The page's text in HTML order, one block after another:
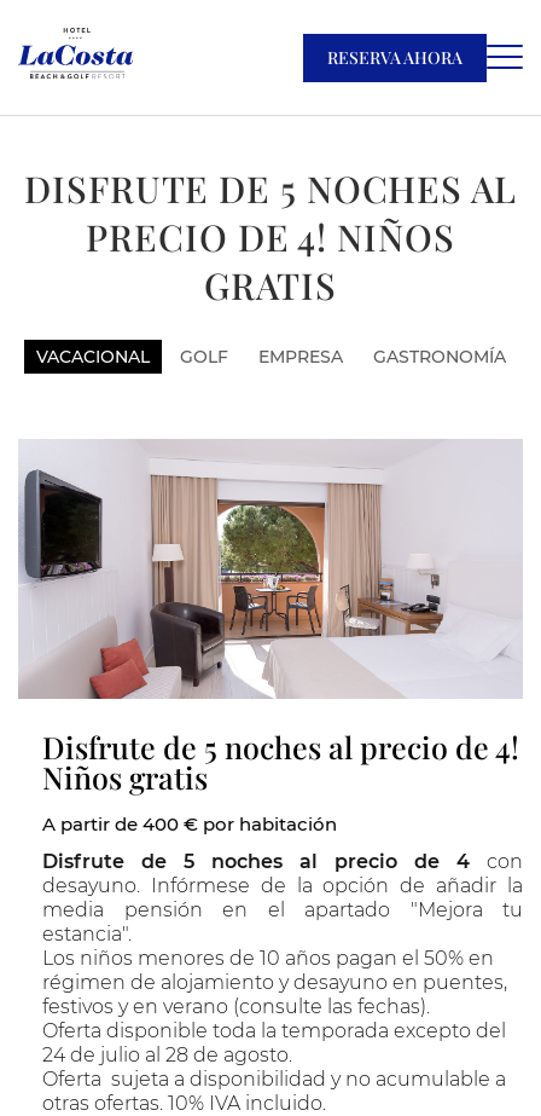
RESERVA AHORA
DISFRUTE DE 5 NOCHES AL
PRECIO DE 4! NIÑOS
GRATIS
VACACIONAL GOLF EMPRESA GASTRONOMÍA
Disfrute de 5 noches al precio de 4!
Niños gratis
A partir de 400 € por habitación
Disfrute de 5 noches al precio de 4 con
desayuno. Infórmese de la opción de añadir la
media pensión en el apartado "Mejora tu
estancia".
Los niños menores de 10 años pagan el 50% en
régimen de alojamiento y desayuno en puentes,
festivos y en verano (consulte las fechas).
Oferta disponible toda la temporada excepto del
24 de julio al 28 de agosto.
Oferta sujeta a disponibilidad y no acumulable a
otras ofertas. 10% IVA incluido.